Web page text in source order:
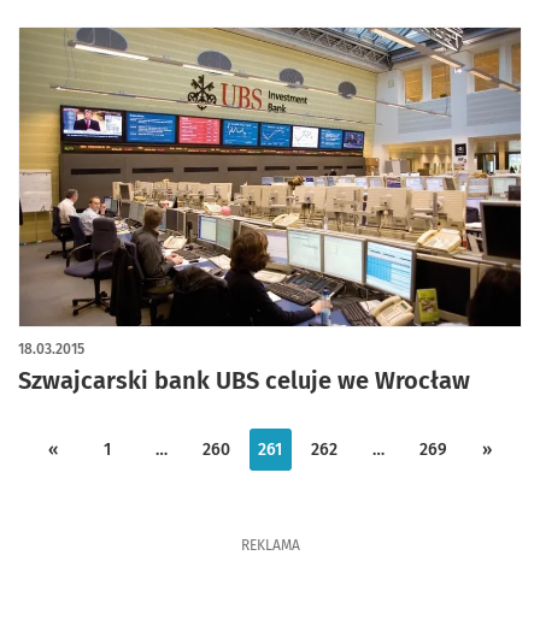
Szwajcarski bank UBS celuje we Wrocław
18.03.2015
« 1 … 260 261 262 … 269 »
REKLAMA